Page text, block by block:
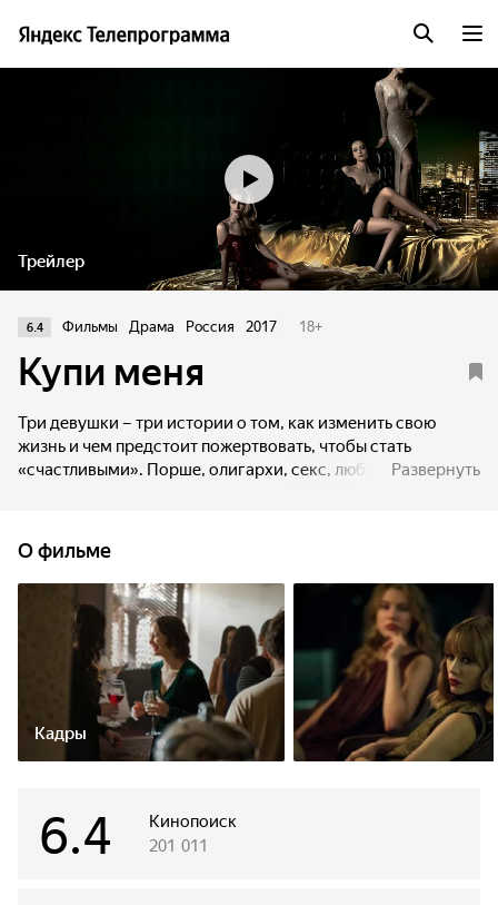
Трейлер
6.4 Фильмы Драма Россия 2017 18+
Купи меня
Три девушки – три истории о том, как изменить свою
жизнь и чем предстоит пожертвовать, чтобы стать
«счастливыми». Порше, олигархи, секс, любовь и мечты о
Развернуть
О фильме
Кадры
Кинопоиск
6.4 201 011